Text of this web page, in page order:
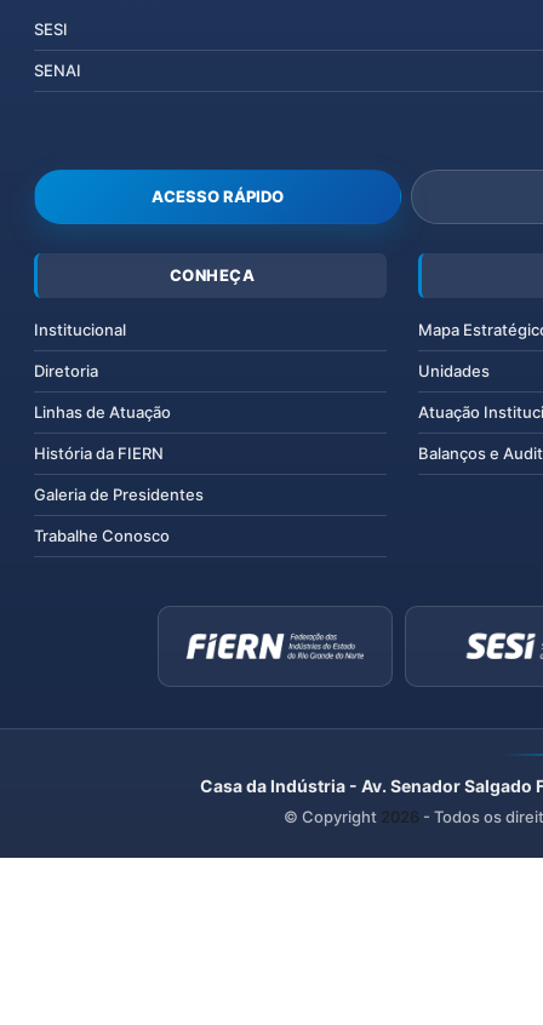
SESI
SENAI
ACESSO RÁPIDO
CONHEÇA
Institucional
Diretoria
Linhas de Atuação
História da FIERN
Galeria de Presidentes
Trabalhe Conosco
Mapa
Unidades
Atuação
Balanços e
Casa da Indústria - Av. Senador
© Copyright 2026 - Todos os